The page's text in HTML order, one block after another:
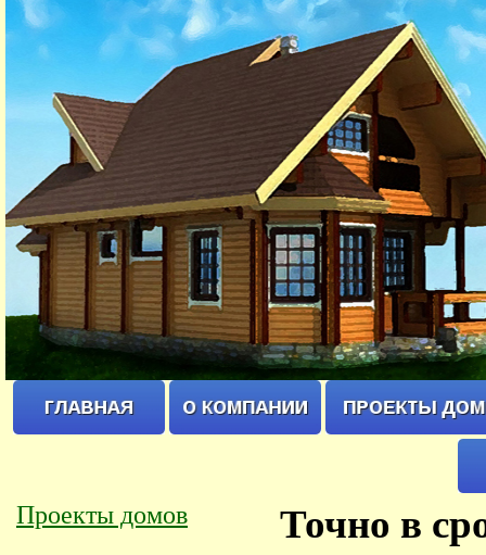
Проекты домов
Точно в